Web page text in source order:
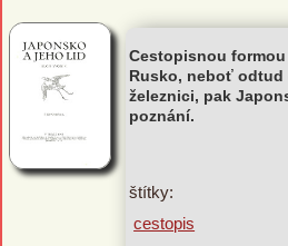
Cestopisnou
Rusko, neboť
železnici, pak
poznání.
štítky:
cestopis